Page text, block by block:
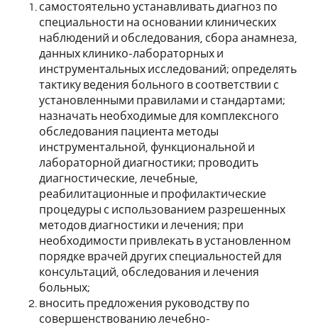
самостоятельно устанавливать диагноз по
специальности на основании клинических
наблюдений и обследования, сбора анамнеза,
данных клинико-лабораторных и
инструментальных исследований; определять
тактику ведения больного в соответствии с
установленными правилами и стандартами;
назначать необходимые для комплексного
обследования пациента методы
инструментальной, функциональной и
лабораторной диагностики; проводить
диагностические, лечебные,
реабилитационные и профилактические
процедуры с использованием разрешенных
методов диагностики и лечения; при
необходимости привлекать в установленном
порядке врачей других специальностей для
консультаций, обследования и лечения
больных;
вносить предложения руководству по
совершенствованию лечебно-